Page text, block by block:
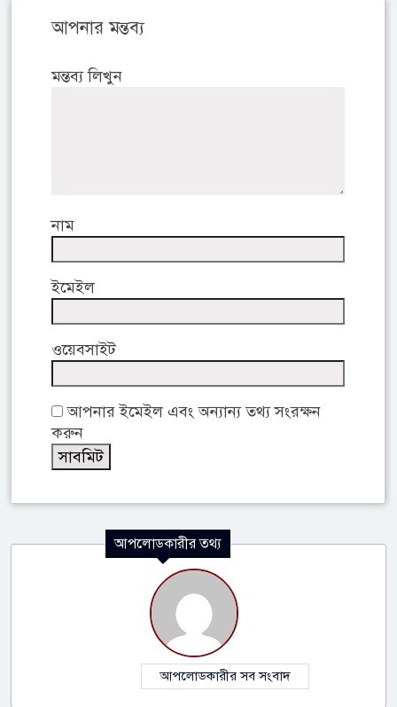
আপনার মন্তব্য
মন্তব্য লিখুন
নাম
ইমেইল
ওয়েবসাইট
আপনার ইমেইল এবং অন্যান্য তথ্য সংরক্ষন
করুন
আপলোডকারীর তথ্য
আপলোডকারীর সব সংবাদ